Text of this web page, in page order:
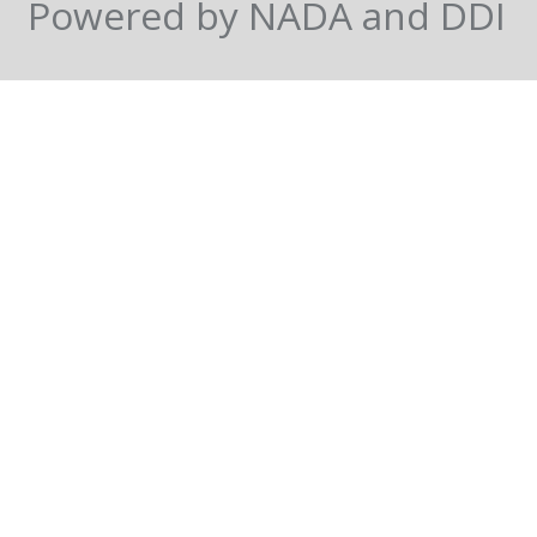
Powered by NADA and DDI